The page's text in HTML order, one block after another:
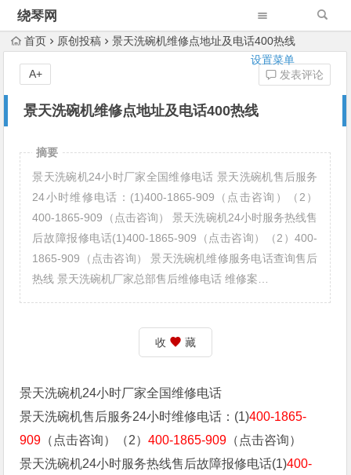
绕琴网
设置菜单
首页 原创投稿 景天洗碗机维修点地址及电话400热线
景天洗碗机维修点地址及电话400热线
发表评论
A+
摘要
景天洗碗机24小时厂家全国维修电话 景天洗碗机售后服务
24小时维修电话：(1)400-1865-909（点击咨询）（2）
400-1865-909（点击咨询） 景天洗碗机24小时服务热线售
后故障报修电话(1)400-1865-909（点击咨询）（2）400-
1865-909（点击咨询） 景天洗碗机维修服务电话查询售后
热线 景天洗碗机厂家总部售后维修电话 维修案…
收 藏
景天洗碗机24小时厂家全国维修电话
景天洗碗机售后服务24小时维修电话：(1)400-1865-
909 （点击咨询）（2）400-1865-909 （点击咨询）
景天洗碗机24小时服务热线售后故障报修电话(1)400-